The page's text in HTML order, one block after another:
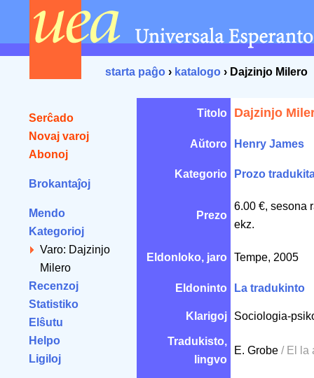
starta paĝo › katalogo › Dajzinjo Milero
Serĉado
Novaj varoj
Abonoj
Brokantaĵoj
Mendo
Kategorioj
Varo: Dajzinjo
Milero
Recenzoj
Statistiko
Elŝutu
Helpo
Ligiloj
Titolo Dajzinjo
Aŭtoro Henry James
Kategorio Prozo
Prezo
6.00 €, sesona
ekz.
Eldonloko, jaro Tempe, 2005
Eldoninto La tradukinto
Klarigoj Sociologia-
Tradukisto,
lingvo
E. Grobe / El la